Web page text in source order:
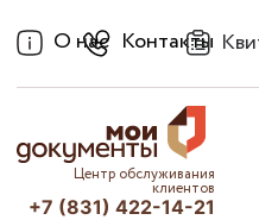
О нас Контакты
Центр обслуживания
клиентов
+7 (831) 422-14-21